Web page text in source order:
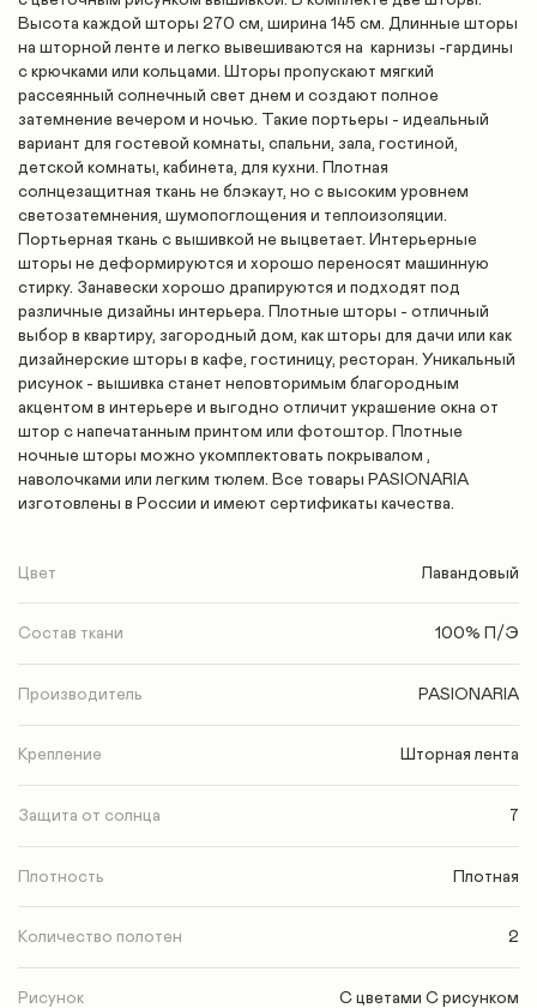
Высота каждой шторы 270 см, ширина 145 см. Длинные шторы
на шторной ленте и легко вывешиваются на карнизы -гардины
с крючками или кольцами. Шторы пропускают мягкий
рассеянный солнечный свет днем и создают полное
затемнение вечером и ночью. Такие портьеры - идеальный
вариант для гостевой комнаты, спальни, зала, гостиной,
детской комнаты, кабинета, для кухни. Плотная
солнцезащитная ткань не блэкаут, но с высоким уровнем
светозатемнения, шумопоглощения и теплоизоляции.
Портьерная ткань с вышивкой не выцветает. Интерьерные
шторы не деформируются и хорошо переносят машинную
стирку. Занавески хорошо драпируются и подходят под
различные дизайны интерьера. Плотные шторы - отличный
выбор в квартиру, загородный дом, как шторы для дачи или как
дизайнерские шторы в кафе, гостиницу, ресторан. Уникальный
рисунок - вышивка станет неповторимым благородным
акцентом в интерьере и выгодно отличит украшение окна от
штор с напечатанным принтом или фотоштор. Плотные
ночные шторы можно укомплектовать покрывалом ,
наволочками или легким тюлем. Все товары PASIONARIA
изготовлены в России и имеют сертификаты качества.
Цвет Лавандовый
Состав ткани 100% П/Э
Производитель PASIONARIA
Крепление Шторная лента
Защита от солнца 7
Плотность Плотная
Количество полотен 2
Рисунок С цветами С рисунком